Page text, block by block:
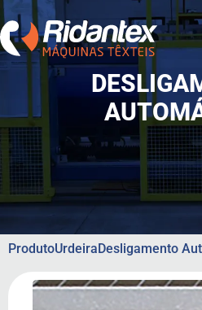
ProdutoUrdeira Desligamento